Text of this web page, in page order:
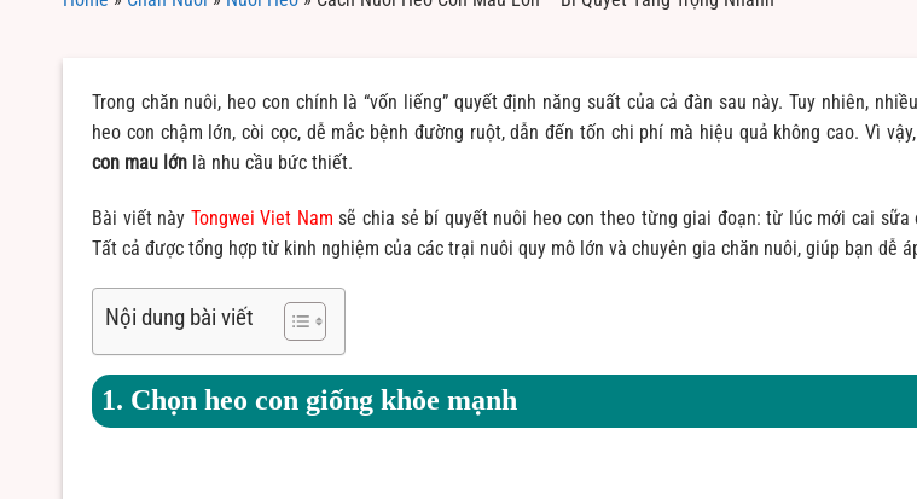
Trong chăn nuôi, heo con chính là “vốn liếng” quyết định năng suất của cả đàn sau này. Tuy nhiên,
heo con chậm lớn, còi cọc, dễ mắc bệnh đường ruột, dẫn đến tốn chi phí mà hiệu quả không cao. Vì
con mau lớn là nhu cầu bức thiết.
Bài viết này Tongwei Viet Nam sẽ chia sẻ bí quyết nuôi heo con theo từng giai đoạn: từ lúc mới cai sữa
Tất cả được tổng hợp từ kinh nghiệm của các trại nuôi quy mô lớn và chuyên gia chăn nuôi, giúp bạn dễ
Nội dung bài viết
1. Chọn heo con giống khỏe mạnh